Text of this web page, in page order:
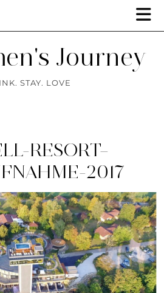
Journey
STAY. LOVE
RESORT–
2017